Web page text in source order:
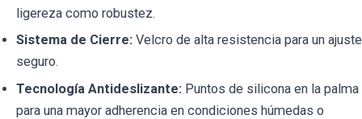
ligereza como robustez.
Sistema de Cierre: Velcro de alta resistencia para un ajuste
seguro.
Tecnología Antideslizante: Puntos de silicona en la palma
para una mayor adherencia en condiciones húmedas o